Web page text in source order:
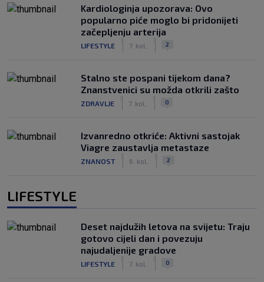
Kardiologinja upozorava: Ovo
popularno piće moglo bi pridonijeti
začepljenju arterija
LIFESTYLE 7. kol. 2
Stalno ste pospani tijekom dana?
Znanstvenici su možda otkrili zašto
ZDRAVLJE 7. kol. 0
Izvanredno otkriće: Aktivni sastojak
Viagre zaustavlja metastaze
ZNANOST 6. kol. 2
LIFESTYLE
Deset najdužih letova na svijetu: Traju
gotovo cijeli dan i povezuju
najudaljenije gradove
LIFESTYLE 7. kol. 0